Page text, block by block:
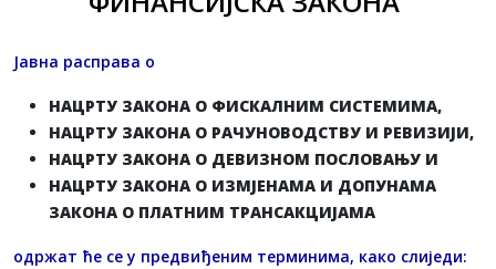
Јавна расправа о
НАЦРТУ ЗАКОНА О ФИСКАЛНИМ СИСТЕМИМА,
НАЦРТУ ЗАКОНА О РАЧУНОВОДСТВУ И РЕВИЗИЈИ,
НАЦРТУ ЗАКОНА О ДЕВИЗНОМ ПОСЛОВАЊУ И
НАЦРТУ ЗАКОНА О ИЗМЈЕНАМА И ДОПУНАМА
ЗАКОНА О ПЛАТНИМ ТРАНСАКЦИЈАМА
одржат ће се у предвиђеним терминима, како слиједи: